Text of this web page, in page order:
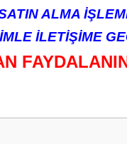
ALMA
İLETİŞİME